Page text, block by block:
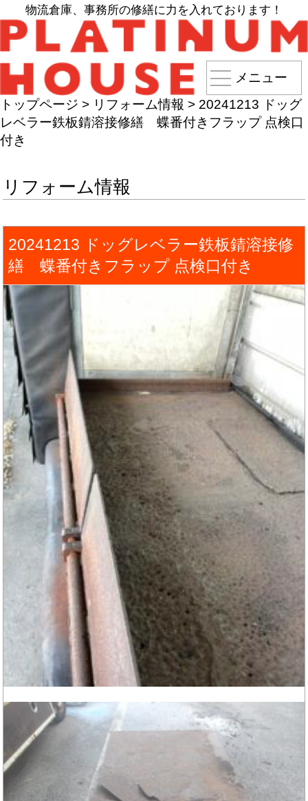
物流倉庫、事務所の修繕に力を入れております！
メニュー
トップページ > リフォーム情報 > 20241213 ドッグ
レベラー鉄板錆溶接修繕 蝶番付きフラップ 点検口
付き
リフォーム情報
20241213 ドッグレベラー鉄板錆溶接修
繕 蝶番付きフラップ 点検口付き